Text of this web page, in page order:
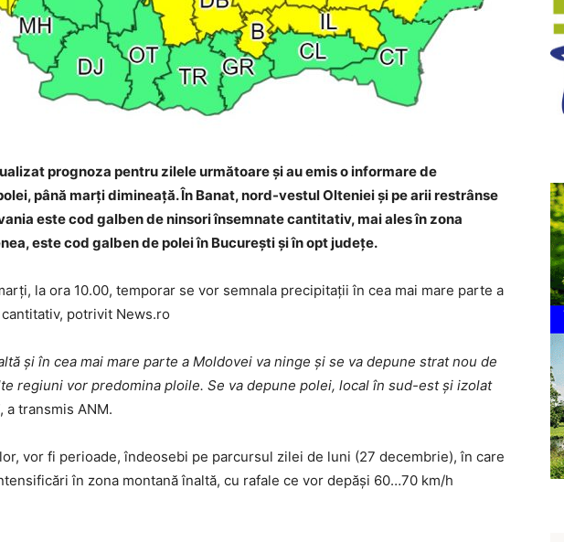
prognoza pentru zilele următoare şi au emis o informare de
până marţi dimineaţă. În Banat, nord-vestul Olteniei şi pe arii restrânse
este cod galben de ninsori însemnate cantitativ, mai ales în zona
este cod galben de polei în Bucureşti şi în opt judeţe.
la ora 10.00, temporar se vor semnala precipitaţii în cea mai mare parte a
potrivit News.ro
şi în cea mai mare parte a Moldovei va ninge şi se va depune strat nou de
regiuni vor predomina ploile. Se va depune polei, local în sud-est şi izolat
, a transmis ANM.
vor fi perioade, îndeosebi pe parcursul zilei de luni (27 decembrie), în care
în zona montană înaltă, cu rafale ce vor depăşi 60…70 km/h